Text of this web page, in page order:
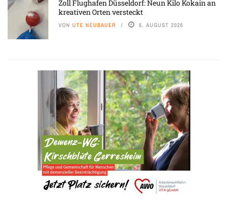
Zoll Flughafen Düsseldorf: Neun Kilo Kokain an
kreativen Orten versteckt
VON UTE NEUBAUER 6. AUGUST 2026